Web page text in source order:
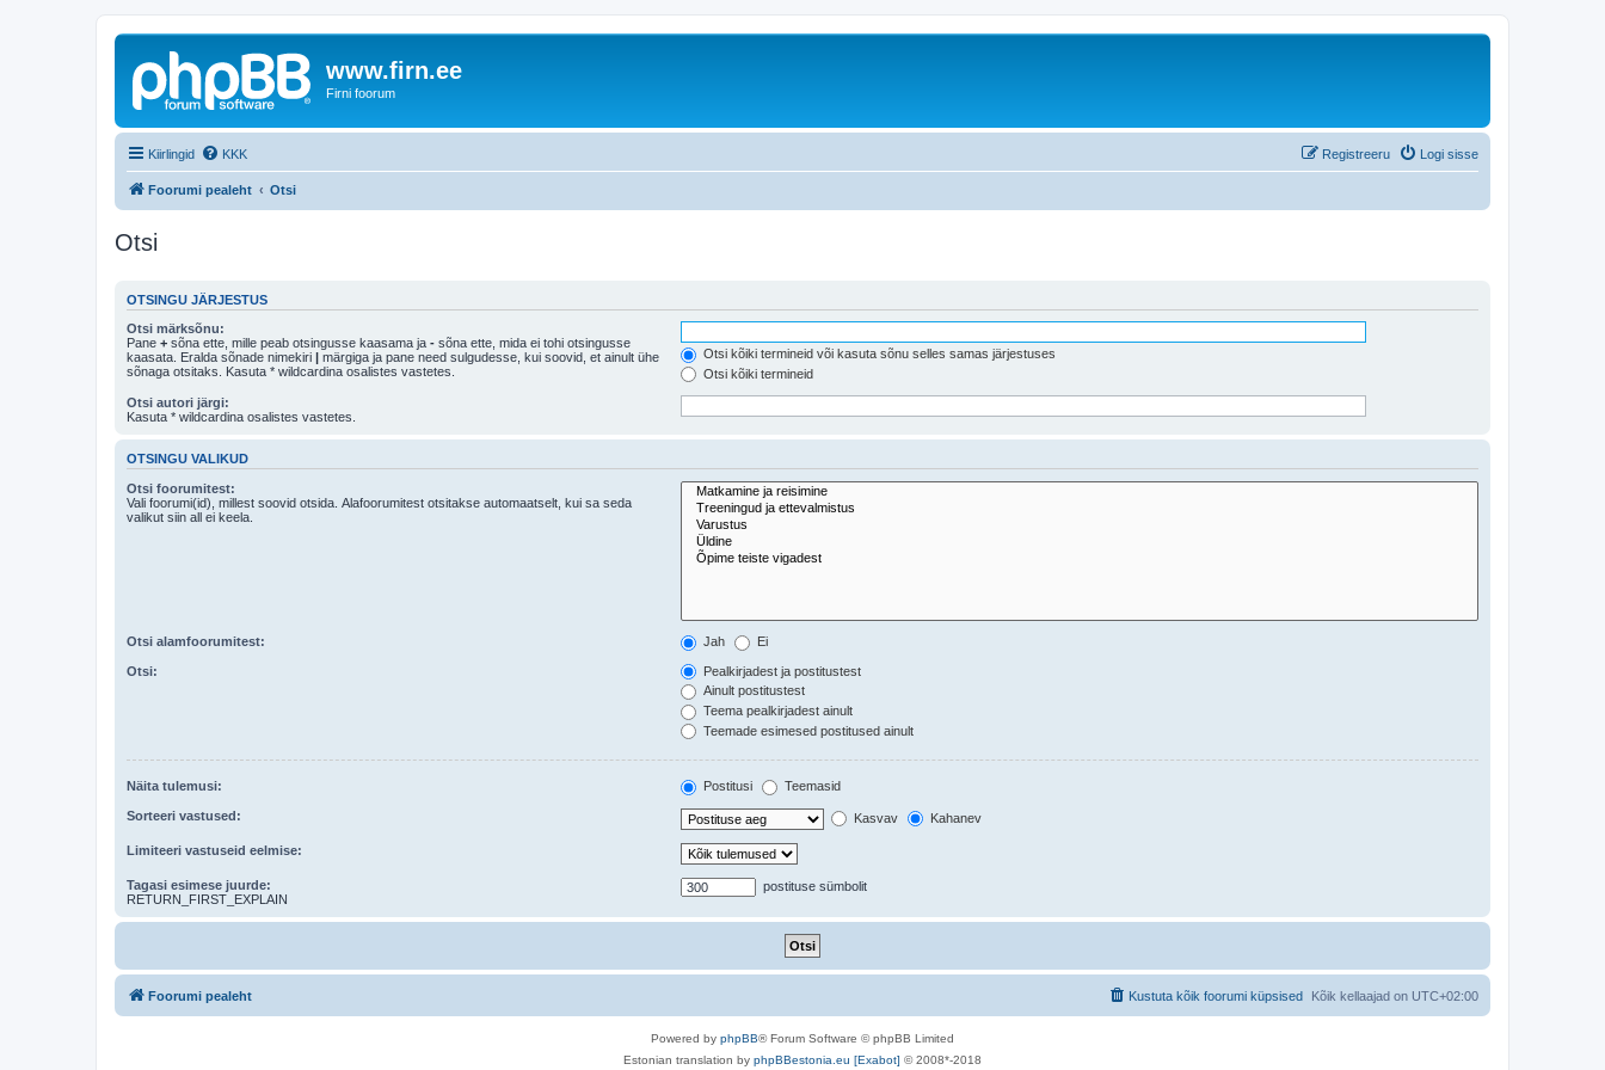
www.firn.ee
Firni foorum
Kiirlingid KKK Logi sisse
Registreeru
Foorumi pealeht Otsi
Otsi
OTSINGU JÄRJESTUS
Otsi märksõnu:
Pane + sõna ette, mille peab otsingusse kaasama ja - sõna ette, mida ei tohi otsingusse
kaasata. Eralda sõnade nimekiri | märgiga ja pane need sulgudesse, kui soovid, et ainult ühe
sõnaga otsitaks. Kasuta * wildcardina osalistes vastetes.
Otsi kõiki termineid või kasuta sõnu selles samas järjestuses
Otsi kõiki termineid
Otsi autori järgi:
Kasuta * wildcardina osalistes vastetes.
OTSINGU VALIKUD
Otsi foorumitest:
Vali foorumi(id), millest soovid otsida. Alafoorumitest otsitakse automaatselt, kui sa seda
valikut siin all ei keela.
Otsi alamfoorumitest: Jah Ei
Otsi:
Pealkirjadest ja postitustest
Ainult postitustest
Teema pealkirjadest ainult
Teemade esimesed postitused ainult
Näita tulemusi: Postitusi Teemasid
Sorteeri vastused: Kasvav Kahanev
Limiteeri vastuseid eelmise:
Tagasi esimese juurde:
RETURN_FIRST_EXPLAIN
postituse sümbolit
Foorumi pealeht Kõik kellaajad on UTC+02:00
Kustuta kõik foorumi küpsised
Powered by phpBB® Forum Software © phpBB Limited
Estonian translation by phpBBestonia.eu [Exabot] © 2008*-2018